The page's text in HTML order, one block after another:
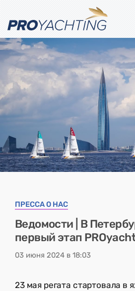
ПРЕССА О НАС
Ведомости | В
первый этап
03 июня 2024 в 18:03
23 мая регата стартовала в